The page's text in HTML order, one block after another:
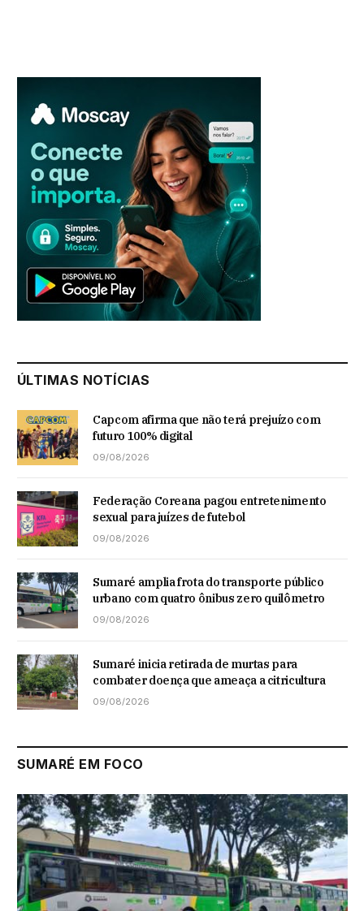
ÚLTIMAS NOTÍCIAS
Capcom afirma que não terá prejuízo com
futuro 100% digital
09/08/2026
Federação Coreana pagou entretenimento
sexual para juízes de futebol
09/08/2026
Sumaré amplia frota do transporte público
urbano com quatro ônibus zero quilômetro
09/08/2026
Sumaré inicia retirada de murtas para
combater doença que ameaça a citricultura
09/08/2026
SUMARÉ EM FOCO